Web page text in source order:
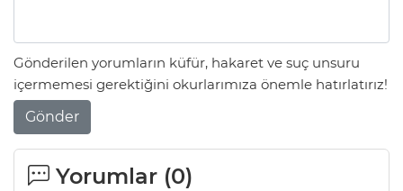
Gönderilen yorumların küfür, hakaret ve suç unsuru
içermemesi gerektiğini okurlarımıza önemle hatırlatırız!
Gönder
Yorumlar (0)